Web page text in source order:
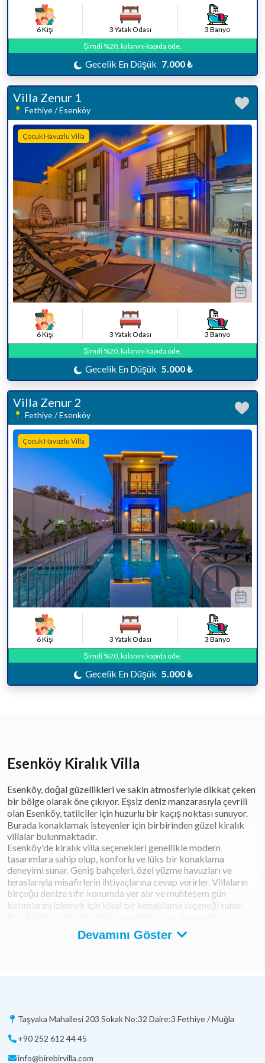
6 Kişi 3 Yatak Odası
3 Banyo
Şimdi %20, kalanını kapıda öde.
Gecelik En Düşük 7.000 ₺
Villa Zenur 1
Fethiye / Esenköy
Çocuk Havuzlu Villa
6 Kişi 3 Yatak Odası
3 Banyo
Şimdi %20, kalanını kapıda öde.
Gecelik En Düşük 5.000 ₺
Villa Zenur 2
Fethiye / Esenköy
Çocuk Havuzlu Villa
6 Kişi 3 Yatak Odası
3 Banyo
Şimdi %20, kalanını kapıda öde.
Gecelik En Düşük 5.000 ₺
Esenköy Kiralık Villa
Esenköy, doğal güzellikleri ve sakin atmosferiyle dikkat çeken
bir bölge olarak öne çıkıyor. Eşsiz deniz manzarasıyla çevrili
olan Esenköy, tatilciler için huzurlu bir kaçış noktası sunuyor.
Burada konaklamak isteyenler için birbirinden güzel kiralık
villalar bulunmaktadır.
Esenköy'de kiralık villa seçenekleri genellikle modern
tasarımlara sahip olup, konforlu ve lüks bir konaklama
deneyimi sunar. Geniş bahçeleri, özel yüzme havuzları ve
teraslarıyla misafirlerin ihtiyaçlarına cevap verirler. Villaların
birçoğu denize sıfır konumda yer alır ve muhteşem gün
batımlarını izlemek için ideal bir konaklama seçeneği sunar.
mutfaklar, geniş oturma alanları ve modern olanaklarla
donatılmıştır. Ayrıca, bazı villalar ekstra hizmetler sunarak
Esenköy Kiralık Villa Seçenekleri
Devamını Göster
Taşyaka Mahallesi 203 Sokak No:32 Daire:3 Fethiye / Muğla
+90 252 612 44 45
info@birebirvilla.com